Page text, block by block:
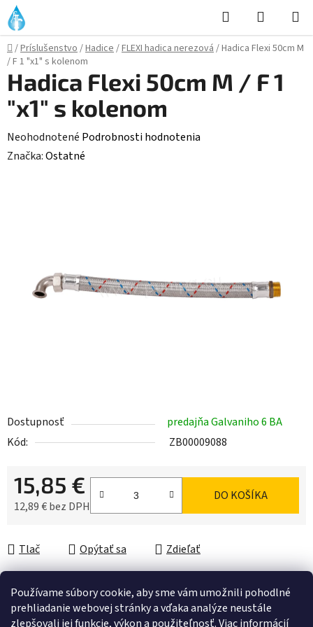
Používame súbory cookie, aby sme vám umožnili pohodlné
prehliadanie webovej stránky a vďaka analýze neustále
zlepšovali jej funkcie, výkon a použiteľnosť.Viac informácií
Prejsť
na
obsah
Hľadať
KOŠÍK
Domov
/Príslušenstvo/Hadice/FLEXI hadica nerezová/Hadica Flexi 50cm M
/ F 1 "x1" s kolenom
Dostupnosť
predajňa Galvaniho 6 BA
Kód:
ZB00009088
15,85 €
12,89 € bez DPH
DO KOŠÍKA
Tlač Opýtať sa Zdieľať
Hadica Flexi 50cm M / F 1
"x1" s kolenom
Priemerné
hodnotenie
Neohodnotené Podrobnosti hodnotenia
Značka:Ostatné
Popis